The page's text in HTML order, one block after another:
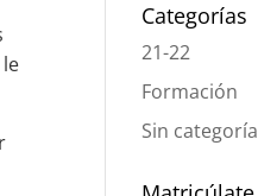
Categorías
21-22
Formación
Sin categoría